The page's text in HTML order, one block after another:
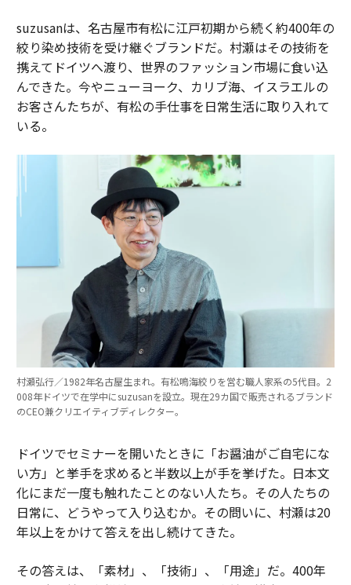
suzusanは、名古屋市有松に江戸初期から続く約400年の
絞り染め技術を受け継ぐブランドだ。村瀬はその技術を
携えてドイツへ渡り、世界のファッション市場に食い込
んできた。今やニューヨーク、カリブ海、イスラエルの
お客さんたちが、有松の手仕事を日常生活に取り入れて
いる。
村瀬弘行／1982年名古屋生まれ。有松鳴海絞りを営む職人家系の5代目。2
008年ドイツで在学中にsuzusanを設立。現在29カ国で販売されるブランド
のCEO兼クリエイティブディレクター。
ドイツでセミナーを開いたときに「お醤油がご自宅にな
い方」と挙手を求めると半数以上が手を挙げた。日本文
化にまだ一度も触れたことのない人たち。その人たちの
日常に、どうやって入り込むか。その問いに、村瀬は20
年以上をかけて答えを出し続けてきた。
その答えは、「素材」、「技術」、「用途」だ。400年